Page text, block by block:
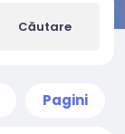
Căutare
Pagini